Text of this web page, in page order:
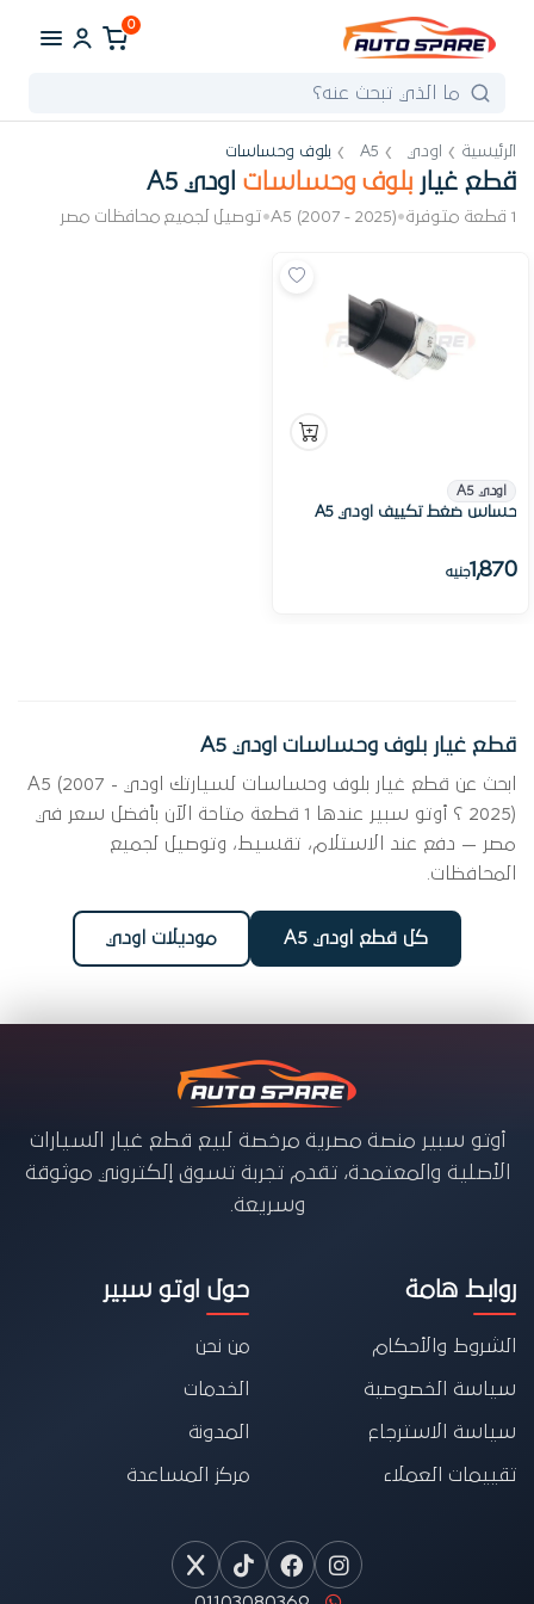
0
الرئيسية اودي A5 بلوف وحساسات
قطع غيار بلوف وحساسات اودي A5
1 قطعة متوفرة •
A5 (2007 - 2025)
•توصيل لجميع محافظات مصر
اودي A5
حساس ضغط تكييف اودي A5
1,870جنيه
قطع غيار بلوف وحساسات اودي A5
ابحث عن قطع غيار بلوف وحساسات لسيارتك اودي A5 (2007 -
2025) ؟ أوتو سبير عندها 1 قطعة متاحة الآن بأفضل سعر في
مصر — دفع عند الاستلام، تقسيط، وتوصيل لجميع
المحافظات.
كل قطع اودي A5 موديلات اودي
أوتو سبير منصة مصرية مرخصة لبيع قطع غيار السيارات
الأصلية والمعتمدة، تقدم تجربة تسوق إلكتروني موثوقة
وسريعة.
روابط هامة
الشروط والأحكام
سياسة الخصوصية
سياسة الاسترجاع
تقييمات العملاء
حول اوتو سبير
من نحن
الخدمات
المدونة
مركز المساعدة